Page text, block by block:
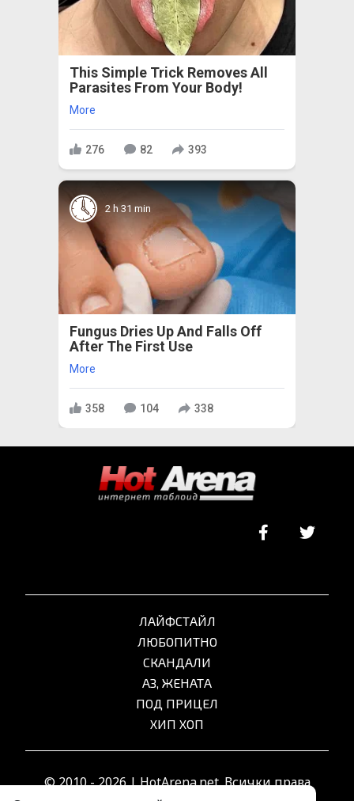
This Simple Trick Removes All
Parasites From Your Body!
More
276 82 393
2 h 31 min
Fungus Dries Up And Falls Off
After The First Use
More
358 104 338
ЛАЙФСТАЙЛ
ЛЮБОПИТНО
СКАНДАЛИ
АЗ, ЖЕНАТА
ПОД ПРИЦЕЛ
ХИП ХОП
© 2010 - 2026 | HotArena.net. Всички права
запазени.